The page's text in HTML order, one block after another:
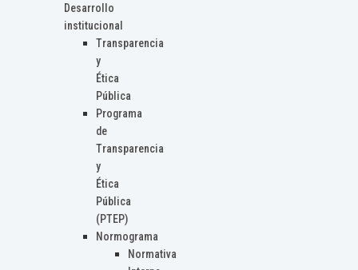
Desarrollo
institucional
Transparencia
y
Ética
Pública
Programa
de
Transparencia
y
Ética
Pública
(PTEP)
Normograma
Normativa